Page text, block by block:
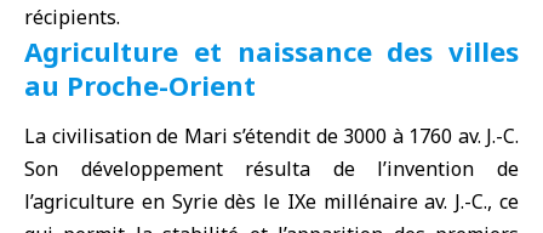
récipients.
Agriculture et naissance des villes
au Proche-Orient
La civilisation de Mari s’étendit de 3000 à 1760 av. J.-C.
Son développement résulta de l’invention de
l’agriculture en Syrie dès le IXe millénaire av. J.-C., ce